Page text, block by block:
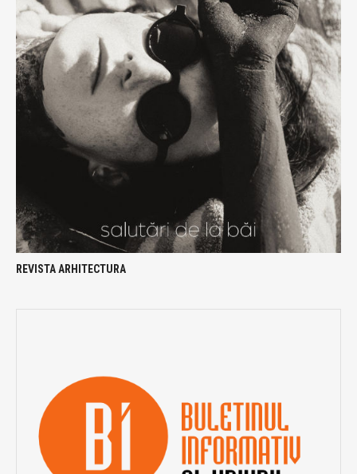
REVISTA ARHITECTURA